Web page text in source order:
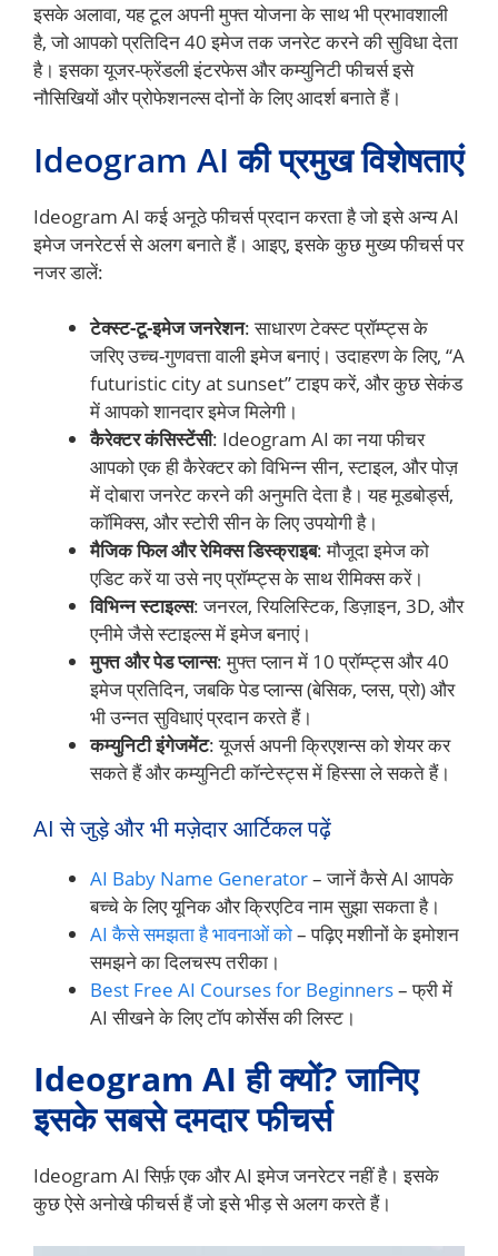
इसके अलावा, यह टूल अपनी मुफ्त योजना के साथ भी प्रभावशाली
है, जो आपको प्रतिदिन 40 इमेज तक जनरेट करने की सुविधा देता
है। इसका यूजर-फ्रेंडली इंटरफेस और कम्युनिटी फीचर्स इसे
नौसिखियों और प्रोफेशनल्स दोनों के लिए आदर्श बनाते हैं।
Ideogram AI की प्रमुख विशेषताएं
Ideogram AI कई अनूठे फीचर्स प्रदान करता है जो इसे अन्य AI
इमेज जनरेटर्स से अलग बनाते हैं। आइए, इसके कुछ मुख्य फीचर्स पर
नजर डालें:
टेक्स्ट-टू-इमेज जनरेशन: साधारण टेक्स्ट प्रॉम्प्ट्स के
जरिए उच्च-गुणवत्ता वाली इमेज बनाएं। उदाहरण के लिए, “A
futuristic city at sunset” टाइप करें, और कुछ सेकंड
में आपको शानदार इमेज मिलेगी।
कैरेक्टर कंसिस्टेंसी: Ideogram AI का नया फीचर
आपको एक ही कैरेक्टर को विभिन्न सीन, स्टाइल, और पोज़
में दोबारा जनरेट करने की अनुमति देता है। यह मूडबोर्ड्स,
कॉमिक्स, और स्टोरी सीन के लिए उपयोगी है।
मैजिक फिल और रेमिक्स डिस्क्राइब: मौजूदा इमेज को
एडिट करें या उसे नए प्रॉम्प्ट्स के साथ रीमिक्स करें।
विभिन्न स्टाइल्स: जनरल, रियलिस्टिक, डिज़ाइन, 3D, और
एनीमे जैसे स्टाइल्स में इमेज बनाएं।
मुफ्त और पेड प्लान्स: मुफ्त प्लान में 10 प्रॉम्प्ट्स और 40
इमेज प्रतिदिन, जबकि पेड प्लान्स (बेसिक, प्लस, प्रो) और
भी उन्नत सुविधाएं प्रदान करते हैं।
कम्युनिटी इंगेजमेंट: यूजर्स अपनी क्रिएशन्स को शेयर कर
सकते हैं और कम्युनिटी कॉन्टेस्ट्स में हिस्सा ले सकते हैं।
AI से जुड़े और भी मज़ेदार आर्टिकल पढ़ें
AI Baby Name Generator– जानें कैसे AI आपके
बच्चे के लिए यूनिक और क्रिएटिव नाम सुझा सकता है।
AI कैसे समझता है भावनाओं को– पढ़िए मशीनों के इमोशन
समझने का दिलचस्प तरीका।
Best Free AI Courses for Beginners– फ्री में
AI सीखने के लिए टॉप कोर्सेस की लिस्ट।
Ideogram AI ही क्यों? जानिए
इसके सबसे दमदार फीचर्स
Ideogram AI सिर्फ़ एक और AI इमेज जनरेटर नहीं है। इसके
कुछ ऐसे अनोखे फीचर्स हैं जो इसे भीड़ से अलग करते हैं।